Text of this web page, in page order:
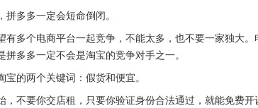
拼多多一定会短命倒闭。
有多个电商平台一起竞争，不能太多，也不要一家独大
拼多多一定不会是淘宝的竞争对手之一。
宝的两个关键词：假货和便宜。
，不要你交店租，只要你验证身份合法通过，就能免费